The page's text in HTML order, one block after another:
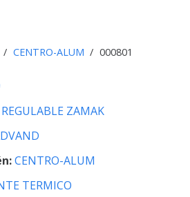
/ CENTRO-ALUM / 000801
ZAMAK
CENTRO-ALUM
TERMICO